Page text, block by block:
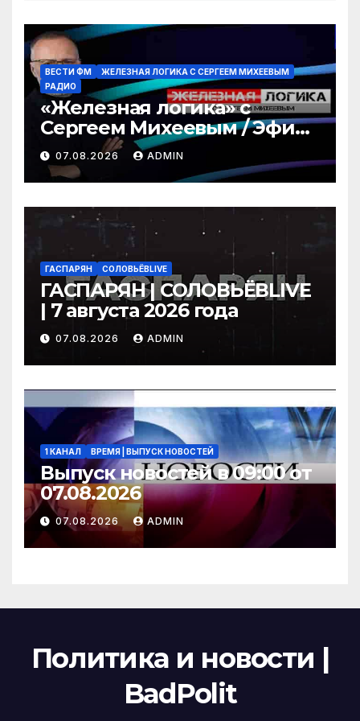
ВЕСТИ ФМ
ЖЕЛЕЗНАЯ ЛОГИКА С СЕРГЕЕМ МИХЕЕВЫМ
РАДИО
«Железная логика» с
Сергеем Михеевым / Эфир
07.08.2026
07.08.2026 ADMIN
ГАСПАРЯН СОЛОВЬЁВLIVE
ГАСПАРЯН | СОЛОВЬЁВLIVE
| 7 августа 2026 года
07.08.2026 ADMIN
1 КАНАЛ ВРЕМЯ | ВЫПУСК НОВОСТЕЙ
Выпуск новостей в 09:00 от
07.08.2026
07.08.2026 ADMIN
Политика и новости |
BadPolit